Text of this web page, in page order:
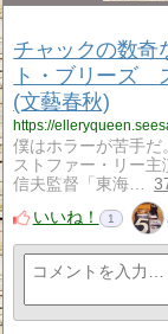
チャックの数奇
ト・ブリーズ
(文藝春秋)
https://
僕はホラーが苦手だ
ストファー・リー主
信夫監督「東海…
いいね！
1